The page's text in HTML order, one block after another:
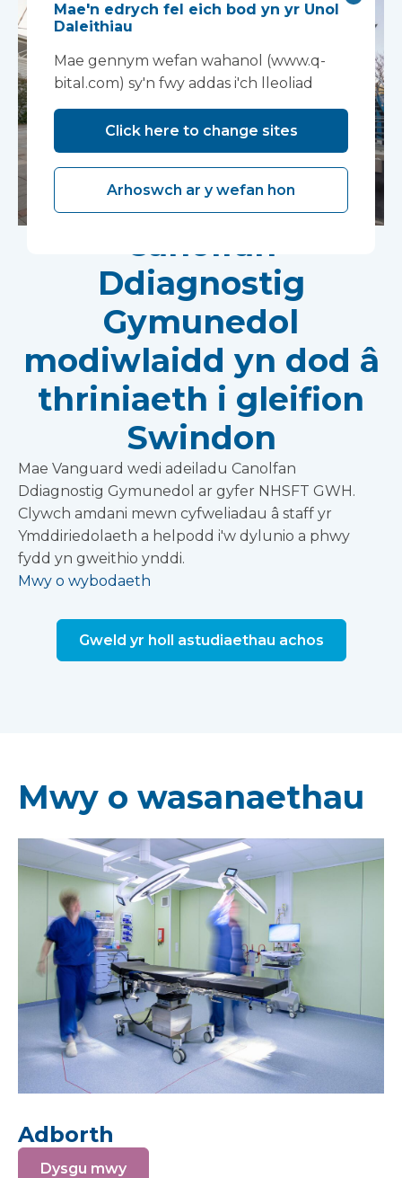
Canolfan
Ddiagnostig
Gymunedol
modiwlaidd yn dod â
thriniaeth i gleifion
Swindon
Mae Vanguard wedi adeiladu Canolfan
Ddiagnostig Gymunedol ar gyfer NHSFT GWH.
Clywch amdani mewn cyfweliadau â staff yr
Ymddiriedolaeth a helpodd i'w dylunio a phwy
fydd yn gweithio ynddi.
Mwy o wybodaeth
Gweld yr holl astudiaethau achos
Mwy o wasanaethau
Adborth
Dysgu mwy
Mae'n edrych fel eich bod yn yr Unol
Daleithiau
Mae gennym wefan wahanol (www.q-
bital.com) sy'n fwy addas i'ch lleoliad
Click here to change sites
Arhoswch ar y wefan hon